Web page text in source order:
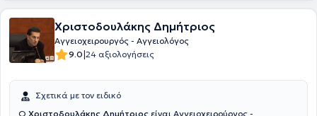
Χριστοδουλάκης Δημήτριος
Αγγειοχειρουργός - Αγγειολόγος
9.0|24 αξιολογήσεις
Σχετικά με τον ειδικό
Ο Χριστοδουλάκης Δημήτριος είναι Αγγειοχειρούργος -